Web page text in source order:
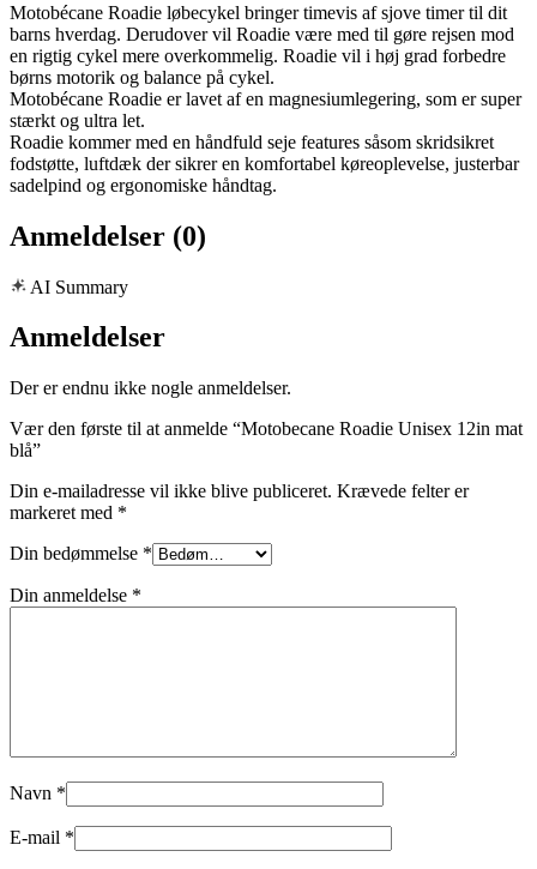
Motobécane Roadie løbecykel bringer timevis af sjove timer til dit
barns hverdag. Derudover vil Roadie være med til gøre rejsen mod
en rigtig cykel mere overkommelig. Roadie vil i høj grad forbedre
børns motorik og balance på cykel.
Motobécane Roadie er lavet af en magnesiumlegering, som er super
stærkt og ultra let.
Roadie kommer med en håndfuld seje features såsom skridsikret
fodstøtte, luftdæk der sikrer en komfortabel køreoplevelse, justerbar
sadelpind og ergonomiske håndtag.
Anmeldelser (0)
AI Summary
Anmeldelser
Der er endnu ikke nogle anmeldelser.
Vær den første til at anmelde “Motobecane Roadie Unisex 12in mat
blå”
Din e-mailadresse vil ikke blive publiceret. Krævede felter er
markeret med *
Din bedømmelse *
Din anmeldelse *
Navn *
E-mail *